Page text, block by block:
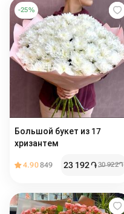
-25%
Большой букет из 17
хризантем
4.90849 23 192֏30 922֏